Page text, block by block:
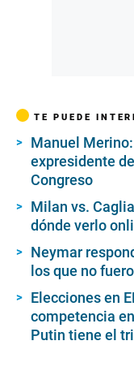
TE PUEDE
Manuel
expresidente
Congreso
Milan vs.
dónde verlo
Neymar
los que no
Elecciones en
competencia
Putin tiene el